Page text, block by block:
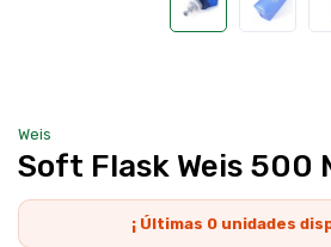
Weis
Soft Flask Weis 500
¡ Últimas 0unidades